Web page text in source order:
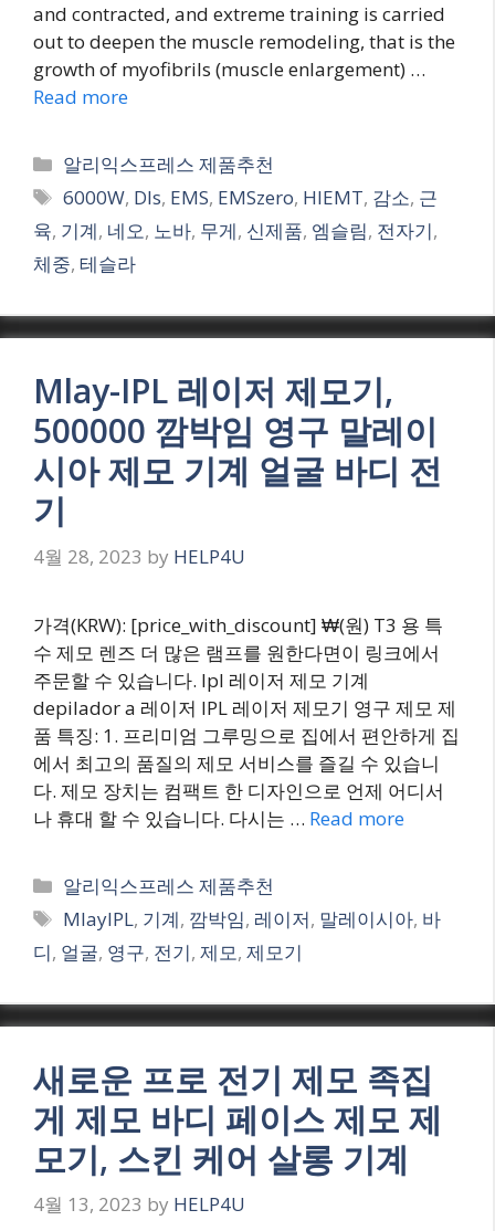
and contracted, and extreme training is carried
out to deepen the muscle remodeling, that is the
growth of myofibrils (muscle enlargement) …
Read more
Categories
알리익스프레스 제품추천
Tags
6000W, Dls, EMS, EMSzero, HIEMT, 감소, 근
육, 기계, 네오, 노바, 무게, 신제품, 엠슬림, 전자기,
체중, 테슬라
Mlay-IPL 레이저 제모기,
500000 깜박임 영구 말레이
시아 제모 기계 얼굴 바디 전
기
4월 28, 2023 by HELP4U
가격(KRW): [price_with_discount] ₩(원) T3 용 특
수 제모 렌즈 더 많은 램프를 원한다면이 링크에서
주문할 수 있습니다. Ipl 레이저 제모 기계
depilador a 레이저 IPL 레이저 제모기 영구 제모 제
품 특징: 1. 프리미엄 그루밍으로 집에서 편안하게 집
에서 최고의 품질의 제모 서비스를 즐길 수 있습니
다. 제모 장치는 컴팩트 한 디자인으로 언제 어디서
나 휴대 할 수 있습니다. 다시는 … Read more
Categories
알리익스프레스 제품추천
Tags
MlayIPL, 기계, 깜박임, 레이저, 말레이시아, 바
디, 얼굴, 영구, 전기, 제모, 제모기
새로운 프로 전기 제모 족집
게 제모 바디 페이스 제모 제
모기, 스킨 케어 살롱 기계
4월 13, 2023 by HELP4U